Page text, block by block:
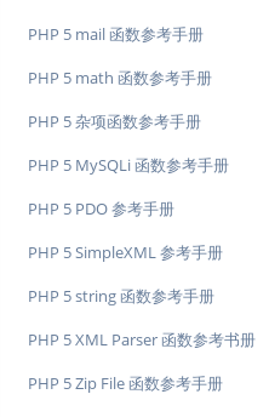
PHP 5 mail 函数参考手册
PHP 5 math 函数参考手册
PHP 5 杂项函数参考手册
PHP 5 MySQLi 函数参考手册
PHP 5 PDO 参考手册
PHP 5 SimpleXML 参考手册
PHP 5 string 函数参考手册
PHP 5 XML Parser 函数参考书册
PHP 5 Zip File 函数参考手册